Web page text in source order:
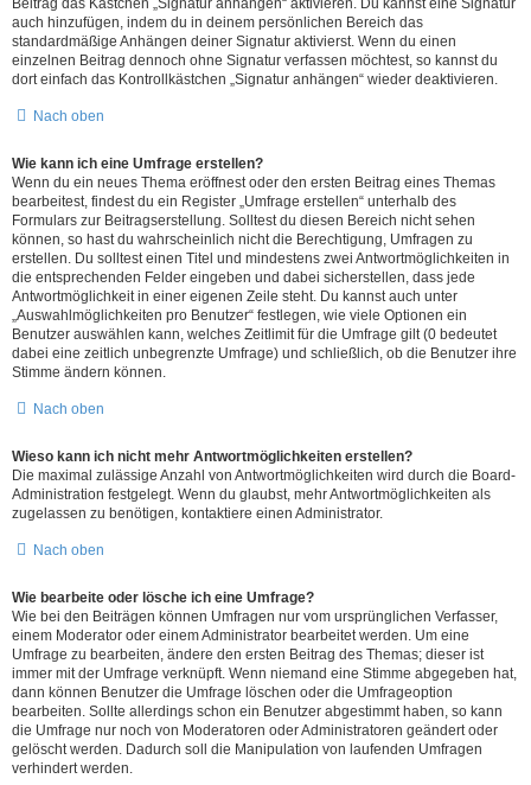
Beitrag das Kästchen „Signatur anhängen“ aktivieren. Du kannst eine Signatur
auch hinzufügen, indem du in deinem persönlichen Bereich das
standardmäßige Anhängen deiner Signatur aktivierst. Wenn du einen
einzelnen Beitrag dennoch ohne Signatur verfassen möchtest, so kannst du
dort einfach das Kontrollkästchen „Signatur anhängen“ wieder deaktivieren.
Nach oben
Wie kann ich eine Umfrage erstellen?
Wenn du ein neues Thema eröffnest oder den ersten Beitrag eines Themas
bearbeitest, findest du ein Register „Umfrage erstellen“ unterhalb des
Formulars zur Beitragserstellung. Solltest du diesen Bereich nicht sehen
können, so hast du wahrscheinlich nicht die Berechtigung, Umfragen zu
erstellen. Du solltest einen Titel und mindestens zwei Antwortmöglichkeiten in
die entsprechenden Felder eingeben und dabei sicherstellen, dass jede
Antwortmöglichkeit in einer eigenen Zeile steht. Du kannst auch unter
„Auswahlmöglichkeiten pro Benutzer“ festlegen, wie viele Optionen ein
Benutzer auswählen kann, welches Zeitlimit für die Umfrage gilt (0 bedeutet
dabei eine zeitlich unbegrenzte Umfrage) und schließlich, ob die Benutzer ihre
Stimme ändern können.
Nach oben
Wieso kann ich nicht mehr Antwortmöglichkeiten erstellen?
Die maximal zulässige Anzahl von Antwortmöglichkeiten wird durch die Board-
Administration festgelegt. Wenn du glaubst, mehr Antwortmöglichkeiten als
zugelassen zu benötigen, kontaktiere einen Administrator.
Nach oben
Wie bearbeite oder lösche ich eine Umfrage?
Wie bei den Beiträgen können Umfragen nur vom ursprünglichen Verfasser,
einem Moderator oder einem Administrator bearbeitet werden. Um eine
Umfrage zu bearbeiten, ändere den ersten Beitrag des Themas; dieser ist
immer mit der Umfrage verknüpft. Wenn niemand eine Stimme abgegeben hat,
dann können Benutzer die Umfrage löschen oder die Umfrageoption
bearbeiten. Sollte allerdings schon ein Benutzer abgestimmt haben, so kann
die Umfrage nur noch von Moderatoren oder Administratoren geändert oder
gelöscht werden. Dadurch soll die Manipulation von laufenden Umfragen
verhindert werden.